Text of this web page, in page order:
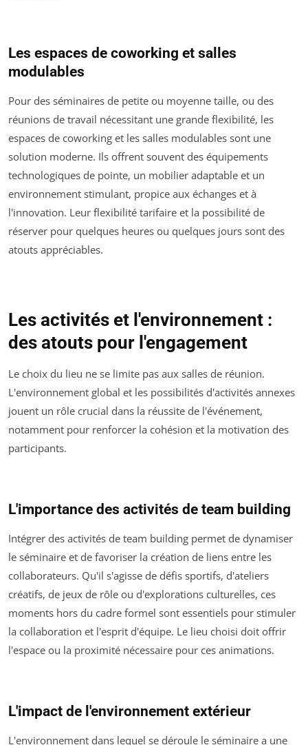
Les espaces de coworking et salles
modulables
Pour des séminaires de petite ou moyenne taille, ou des
réunions de travail nécessitant une grande flexibilité, les
espaces de coworking et les salles modulables sont une
solution moderne. Ils offrent souvent des équipements
technologiques de pointe, un mobilier adaptable et un
environnement stimulant, propice aux échanges et à
l'innovation. Leur flexibilité tarifaire et la possibilité de
réserver pour quelques heures ou quelques jours sont des
atouts appréciables.
Les activités et l'environnement :
des atouts pour l'engagement
Le choix du lieu ne se limite pas aux salles de réunion.
L'environnement global et les possibilités d'activités annexes
jouent un rôle crucial dans la réussite de l'événement,
notamment pour renforcer la cohésion et la motivation des
participants.
L'importance des activités de team building
Intégrer des activités de team building permet de dynamiser
le séminaire et de favoriser la création de liens entre les
collaborateurs. Qu'il s'agisse de défis sportifs, d'ateliers
créatifs, de jeux de rôle ou d'explorations culturelles, ces
moments hors du cadre formel sont essentiels pour stimuler
la collaboration et l'esprit d'équipe. Le lieu choisi doit offrir
l'espace ou la proximité nécessaire pour ces animations.
L'impact de l'environnement extérieur
L'environnement dans lequel se déroule le séminaire a une